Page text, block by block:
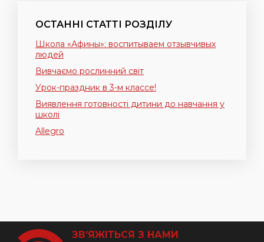
ОСТАННІ СТАТТІ РОЗДІЛУ
Школа «Афины»: воспитываем отзывчивых
людей
Вивчаємо рослинний світ
Урок-праздник в 3-м классе!
Виявлення готовності дитини до навчання у
школі
Allegro
ЗВ’ЯЖІТЬСЯ З НАМИ